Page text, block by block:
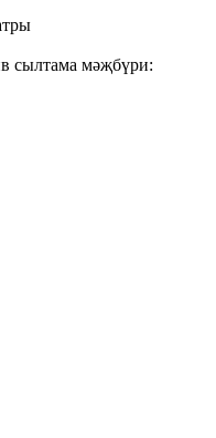
сылтама мәҗбүри: